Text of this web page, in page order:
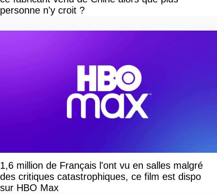
personne n'y croit ?
1,6 million de Français l'ont vu en salles malgré
des critiques catastrophiques, ce film est dispo
sur HBO Max